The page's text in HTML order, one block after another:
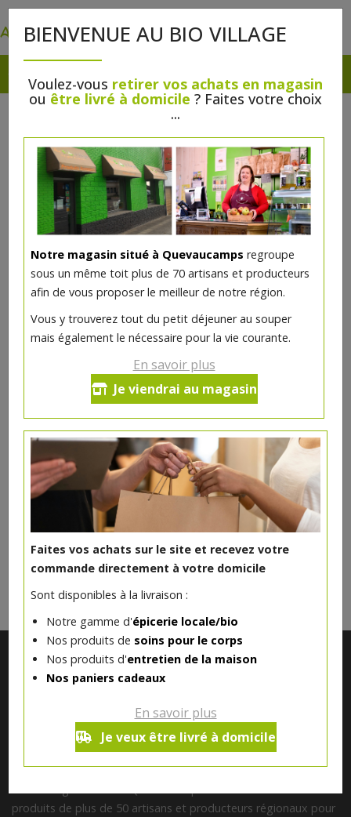
BIENVENUE AU BIO VILLAGE
Voulez-vous retirer vos achats en magasin
ou être livré à domicile ? Faites votre choix
...
Notre magasin situé à Quevaucamps regroupe
sous un même toit plus de 70 artisans et producteurs
afin de vous proposer le meilleur de notre région.
Vous y trouverez tout du petit déjeuner au souper
mais également le nécessaire pour la vie courante.
En savoir plus
Je viendrai au magasin
Faites vos achats sur le site et recevez votre
commande directement à votre domicile
Sont disponibles à la livraison :
Notre gamme d'épicerie locale/bio
Nos produits de soins pour le corps
Nos produits d'entretien de la maison
Nos paniers cadeaux
En savoir plus
Je veux être livré à domicile
Sandwich au lait 45g
(légerement sucré)
Produit indisponible actuellement
DANS LA MÊME CATÉGORIE ...
produits de plus de 50 artisans et producteurs régionaux pour